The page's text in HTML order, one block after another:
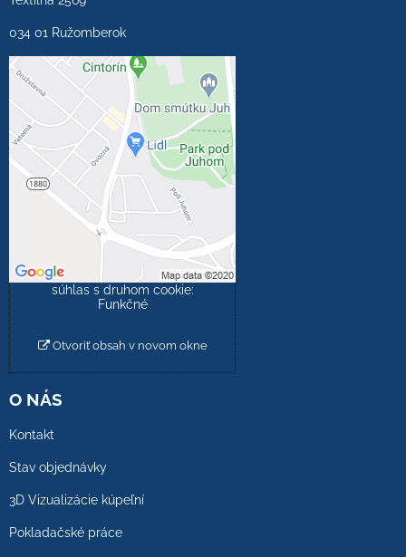
034 01 Ružomberok
Externý obsah je
blokovaný Voľbami
súkromia
Prajete si načítať externý
obsah?
Povoliť tentokrát
Povoliť a zapamätať -
súhlas s druhom cookie:
Funkčné
Otvoriť obsah v novom okne
O NÁS
Kontakt
Stav objednávky
3D Vizualizácie kúpeľní
Pokladačské práce